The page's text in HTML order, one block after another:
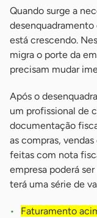
Quando surge a
desenquadramento
está crescendo.
migra o porte da
precisam mudar
Após o
um profissional de
documentação
as compras,
feitas com nota
empresa poderá
terá uma série de
Faturamento